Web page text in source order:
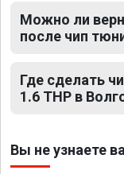
Можно ли
после чип
Где сделать
1.6 THP в
Вы не узнаете